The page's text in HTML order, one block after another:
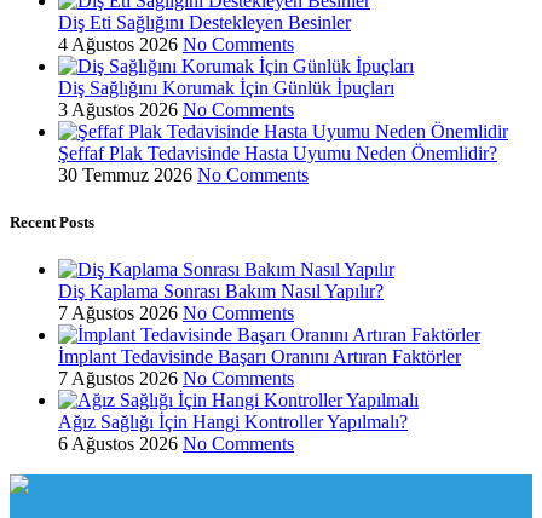
Diş Eti Sağlığını Destekleyen Besinler
4 Ağustos 2026 No Comments
Diş Sağlığını Korumak İçin Günlük İpuçları
3 Ağustos 2026 No Comments
Şeffaf Plak Tedavisinde Hasta Uyumu Neden Önemlidir?
30 Temmuz 2026 No Comments
Recent Posts
Diş Kaplama Sonrası Bakım Nasıl Yapılır?
7 Ağustos 2026 No Comments
İmplant Tedavisinde Başarı Oranını Artıran Faktörler
7 Ağustos 2026 No Comments
Ağız Sağlığı İçin Hangi Kontroller Yapılmalı?
6 Ağustos 2026 No Comments